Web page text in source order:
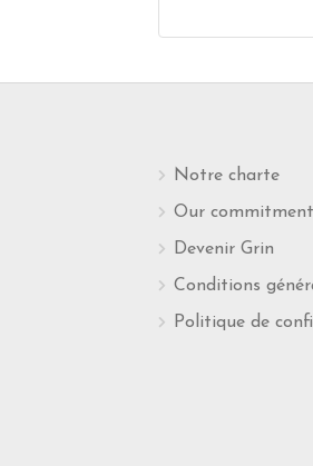
Notre charte
Our
Devenir Grin
Conditions
Politique de